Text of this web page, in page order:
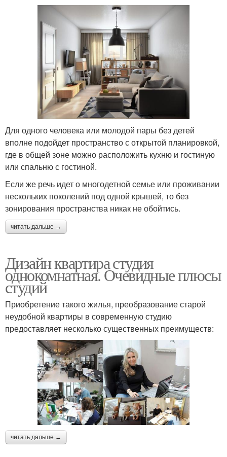
Для одного человека или молодой пары без детей
вполне подойдет пространство с открытой планировкой,
где в общей зоне можно расположить кухню и гостиную
или спальню с гостиной.
Если же речь идет о многодетной семье или проживании
нескольких поколений под одной крышей, то без
зонирования пространства никак не обойтись.
читать дальше →
Дизайн квартира студия
однокомнатная. Очевидные плюсы
студий
Приобретение такого жилья, преобразование старой
неудобной квартиры в современную студию
предоставляет несколько существенных преимуществ:
читать дальше →